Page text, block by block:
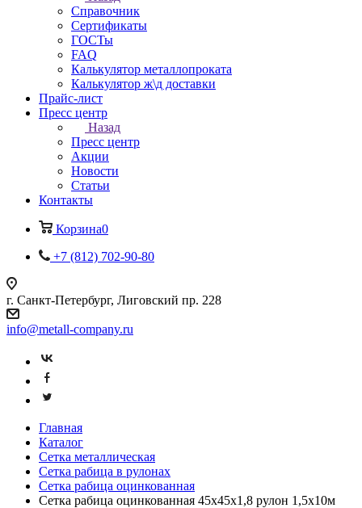
Справочник
Сертификаты
ГОСТы
FAQ
Калькулятор металлопроката
Калькулятор ж\д доставки
Прайс-лист
Пресс центр
Назад
Пресс центр
Акции
Новости
Статьи
Контакты
Корзина0
+7 (812) 702-90-80
г. Санкт-Петербург, Лиговский пр. 228
info@metall-company.ru
Главная
Каталог
Сетка металлическая
Сетка рабица в рулонах
Сетка рабица оцинкованная
Сетка рабица оцинкованная 45x45x1,8 рулон 1,5х10м